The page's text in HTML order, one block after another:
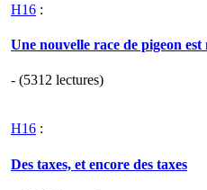
H16 :
Une nouvelle race de pigeon est
- (5312 lectures)
H16 :
Des taxes, et encore des taxes